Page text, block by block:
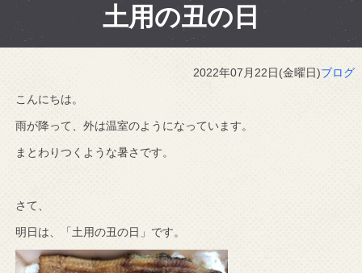
土用の丑の日
2022年07月22日(金曜日)ブログ
こんにちは。
雨が降って、外は温室のようになっています。
まとわりつくような暑さです。
さて、
明日は、「土用の丑の日」です。